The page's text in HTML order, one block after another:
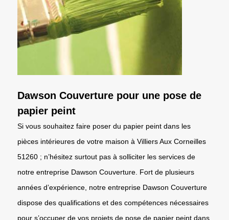
Dawson Couverture pour une pose de
papier peint
Si vous souhaitez faire poser du papier peint dans les
pièces intérieures de votre maison à Villiers Aux Corneilles
51260 ; n’hésitez surtout pas à solliciter les services de
notre entreprise Dawson Couverture. Fort de plusieurs
années d’expérience, notre entreprise Dawson Couverture
dispose des qualifications et des compétences nécessaires
pour s’occuper de vos projets de pose de papier peint dans